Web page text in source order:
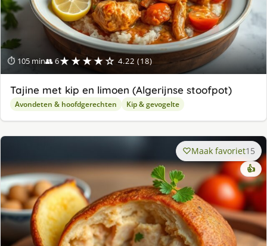
⏱ 105 min👥 6★★★★☆ 4.22 (18)
Tajine met kip en limoen (Algerijnse stoofpot)
Avondeten & hoofdgerechten Kip & gevogelte
Maak favoriet15
👍